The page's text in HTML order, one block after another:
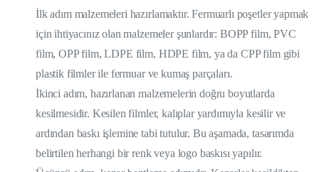
İlk adım malzemeleri hazırlamaktır. Fermuarlı poşetler yapmak
için ihtiyacınız olan malzemeler şunlardır: BOPP film, PVC
film, OPP film, LDPE film, HDPE film, ya da CPP film gibi
plastik filmler ile fermuar ve kumaş parçaları.
İkinci adım, hazırlanan malzemelerin doğru boyutlarda
kesilmesidir. Kesilen filmler, kalıplar yardımıyla kesilir ve
ardından baskı işlemine tabi tutulur. Bu aşamada, tasarımda
belirtilen herhangi bir renk veya logo baskısı yapılır.